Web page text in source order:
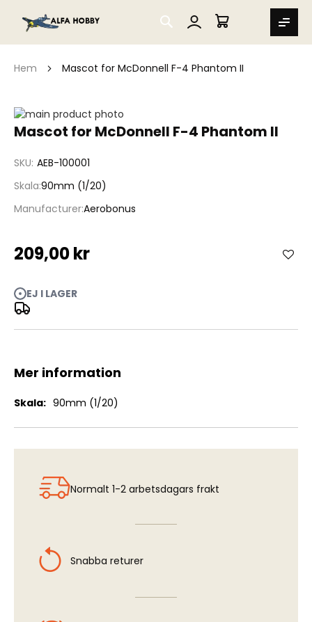
SEARCH
MIN VARUKORG
Hem Mascot for McDonnell F-4 Phantom II
Mascot for McDonnell F-4 Phantom II
SKU AEB-100001
Skala 90mm (1/20)
ManufacturerAerobonus
209,00 kr
EJ I LAGER
Hoppa
till
bildgalleriet
Hoppa
av
bildgalleriet
Mer information
Mer
90mm (1/20)
Normalt 1-2 arbetsdagars frakt
Snabba returer